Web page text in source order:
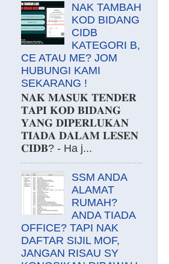
NAK TAMBAH
KOD BIDANG
CIDB
KATEGORI B,
CE ATAU ME? JOM
HUBUNGI KAMI
SEKARANG !
𝐍𝐀𝐊 𝐌𝐀𝐒𝐔𝐊 𝐓𝐄𝐍𝐃𝐄𝐑
𝐓𝐀𝐏𝐈 𝐊𝐎𝐃 𝐁𝐈𝐃𝐀𝐍𝐆
𝐘𝐀𝐍𝐆 𝐃𝐈𝐏𝐄𝐑𝐋𝐔𝐊𝐀𝐍
𝐓𝐈𝐀𝐃𝐀 𝐃𝐀𝐋𝐀𝐌 𝐋𝐄𝐒𝐄𝐍
𝐂𝐈𝐃𝐁? - Ha j...
SSM ANDA
ALAMAT
RUMAH?
ANDA TIADA
OFFICE? TAPI NAK
DAFTAR SIJIL MOF,
JANGAN RISAU SY